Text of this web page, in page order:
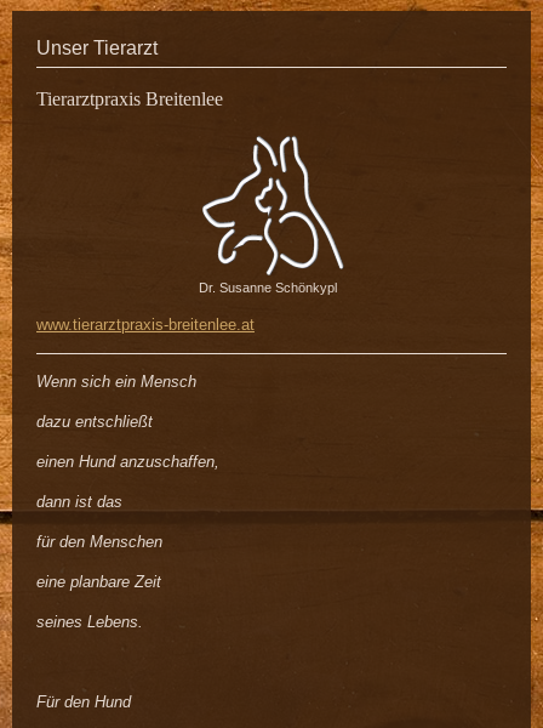
Unser Tierarzt
Tierarztpraxis Breitenlee
Dr. Susanne Schönkypl
www.tierarztpraxis-breitenlee.at
Wenn sich ein Mensch
dazu entschließt
einen Hund anzuschaffen,
dann ist das
für den Menschen
eine planbare Zeit
seines Lebens.
Für den Hund